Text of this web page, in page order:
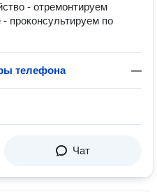
- отремонтируем
проконсультируем по
телефона —
Чат